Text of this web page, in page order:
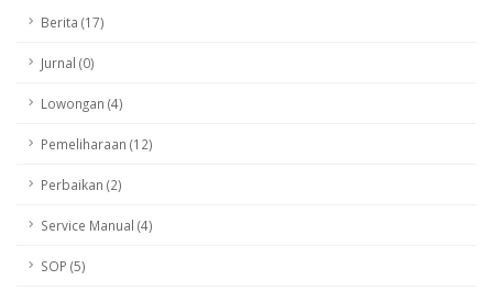
Berita (17)
Jurnal (0)
Lowongan (4)
Pemeliharaan (12)
Perbaikan (2)
Service Manual (4)
SOP (5)